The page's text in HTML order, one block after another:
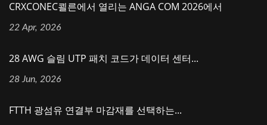
CRXCONEC쾰른에서 열리는 ANGA COM 2026에서
22 Apr, 2026
28 AWG 슬림 UTP 패치 코드가 데이터 센터...
28 Jun, 2026
FTTH 광섬유 연결부 마감재를 선택하는...